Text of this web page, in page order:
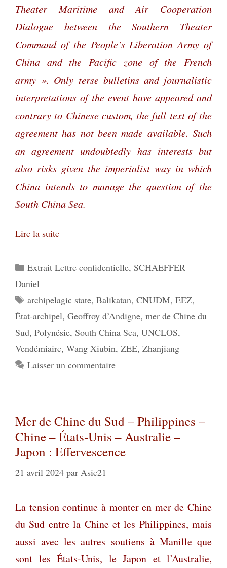
Theater Maritime and Air Cooperation
Dialogue between the Southern Theater
Command of the People’s Liberation Army of
China and the Pacific zone of the French
army ». Only terse bulletins and journalistic
interpretations of the event have appeared and
contrary to Chinese custom, the full text of the
agreement has not been made available. Such
an agreement undoubtedly has interests but
also risks given the imperialist way in which
China intends to manage the question of the
South China Sea.
Lire la suite
Catégories
Extrait Lettre confidentielle, SCHAEFFER
Daniel
Étiquettes
archipelagic state, Balikatan, CNUDM, EEZ,
État-archipel, Geoffroy d’Andigne, mer de Chine du
Sud, Polynésie, South China Sea, UNCLOS,
Vendémiaire, Wang Xiubin, ZEE, Zhanjiang
Laisser un commentaire
Mer de Chine du Sud – Philippines –
Chine – États-Unis – Australie –
Japon : Effervescence
21 avril 2024 par Asie21
La tension continue à monter en mer de Chine
du Sud entre la Chine et les Philippines, mais
aussi avec les autres soutiens à Manille que
sont les États-Unis, le Japon et l’Australie,